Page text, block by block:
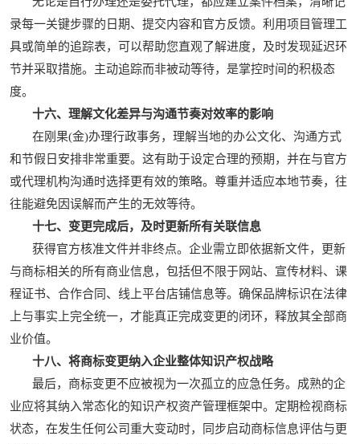
录每一关键步骤的日期、提交内容和官方反馈。利用项目管理工
具或简单的追踪表，可以帮助您直观了解进度，及时发现延迟环
节并采取措施。主动追踪而非被动等待，是掌控时间的积极态
度。
十六、理解文化差异与沟通节奏对效率的影响
在刚果(金)办理行政事务，理解当地的办公文化、沟通方式
和节假日安排非常重要。这有助于设定合理的预期，并在与官方
或代理机构沟通时选择更有效的策略。尊重并适应本地节奏，往
往能避免因误解而产生的无效等待。
十七、变更完成后，及时更新所有关联信息
获得官方核准文件并非终点。企业需立即依据新文件，更新
与商标相关的所有商业信息，包括但不限于网站、宣传材料、课
程证书、合作合同、线上平台店铺信息等。确保品牌标识在法律
上与事实上完全统一，才能真正完成变更的闭环，释放其全部商
业价值。
十八、将商标变更纳入企业整体知识产权战略
最后，商标变更不应被视为一次孤立的应急任务。成熟的企
业应将其纳入常态化的知识产权资产管理框架中。定期检视商标
状态，在发生任何公司重大变动时，同步启动商标信息评估与更